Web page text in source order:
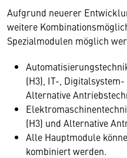
Aufgrund neuerer
weitere
Spezialmodulen möglich
(H3), IT-,
Alternative
(H3) und Alternative
Alle Hauptmodule
kombiniert werden.